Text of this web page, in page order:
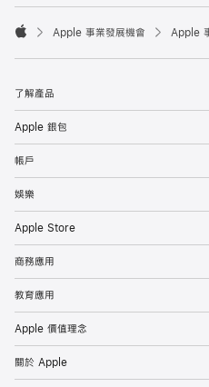

Apple 事業發展機會 Apple
了解產品
Apple 銀包
帳戶
娛樂
Apple Store
商務應用
教育應用
Apple 價值理念
關於 Apple